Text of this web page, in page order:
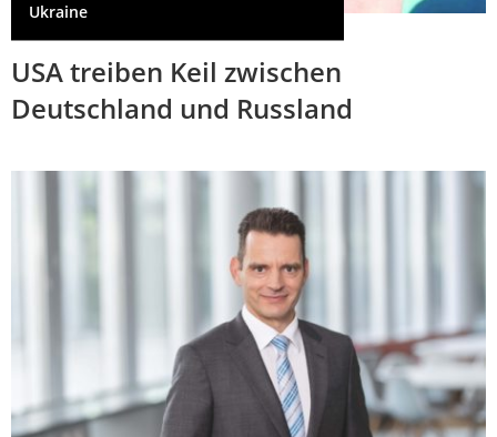
Ukraine
USA treiben Keil zwischen
Deutschland und Russland